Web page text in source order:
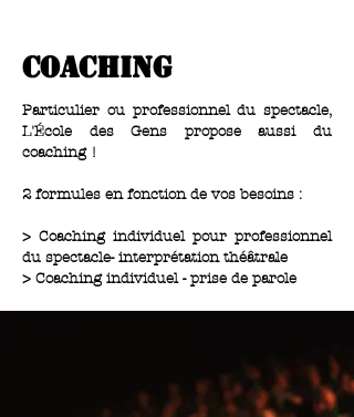
coaching
Particulier ou professionnel du spectacle,
L'École des Gens propose aussi du
coaching !
2 formules en fonction de vos besoins :
> Coaching individuel pour professionnel
du spectacle- interprétation théâtrale
> Coaching individuel - prise de parole